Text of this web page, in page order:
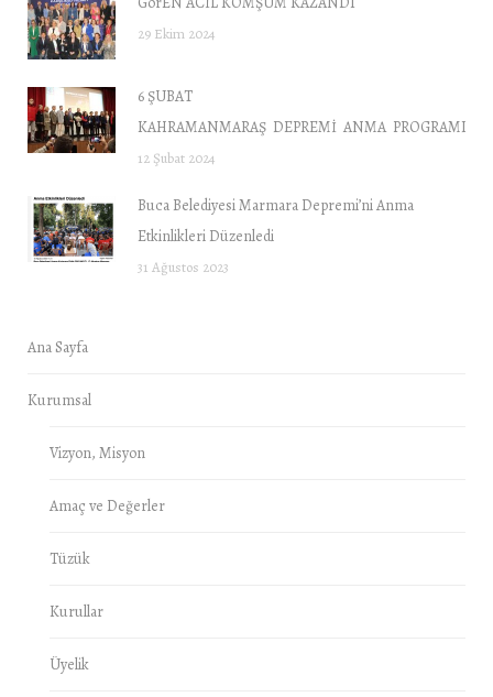
29 Ekim 2024
6 ŞUBAT
KAHRAMANMARAŞ DEPREMİ ANMA PROGRAMI
12 Şubat 2024
Buca Belediyesi Marmara Depremi’ni Anma
Etkinlikleri Düzenledi
31 Ağustos 2023
Ana Sayfa
Kurumsal
Vizyon, Misyon
Amaç ve Değerler
Tüzük
Kurullar
Üyelik